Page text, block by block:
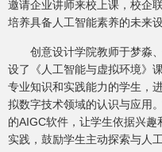
邀请企业讲师来校上课，校企
培养具备人工智能素养的未来设
创意设计学院教师于梦淼
设了《人工智能与虚拟环境》
专业知识和实践能力的学生，
拟数字技术领域的认识与应用
的AIGC软件，让学生依据兴
实践，鼓励学生主动探索与人